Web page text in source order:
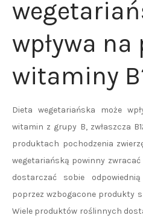
wpływa
witaminy
Dieta wegetariańska może
witamin z grupy B, zwłaszcza
produktach pochodzenia
wegetariańską powinny
dostarczać sobie
poprzez wzbogacone produkty
Wiele produktów roślinnych